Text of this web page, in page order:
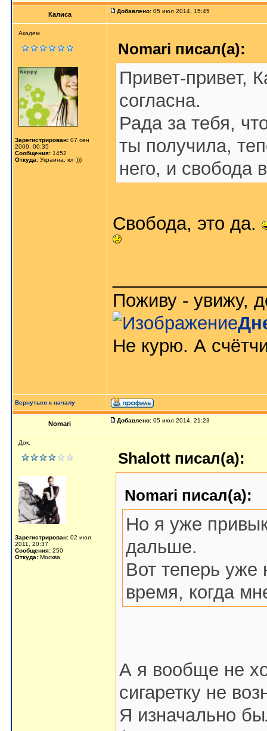
Калиса Добавлено: 05 июл 2014, 15:45
Академ.
Зарегистрирован: 07 сен
2009, 00:35
Сообщения: 1452
Откуда: Украина, юг )))
Nomari писал(а):
Привет-привет,
согласна.
Рада за тебя,
ты получила,
него, и свобода
Свобода, это да.
Поживу - увижу,
Не курю. А
Вернуться к началу
Nomari Добавлено: 05 июл 2014, 21:23
Док.
Зарегистрирован: 02 июл
2011, 20:37
Сообщения: 250
Откуда: Москва
Shalott писал(а):
Nomari писал(а):
Но я уже
дальше.
Вот теперь уже
время, когда
А я вообще не
сигаретку не
Я изначально